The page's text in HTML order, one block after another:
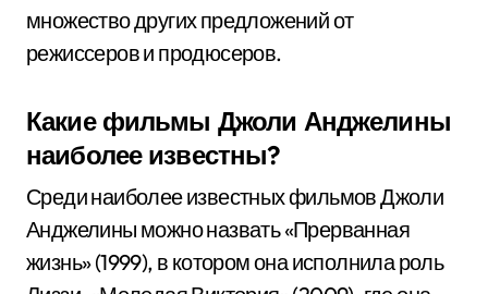
множество других предложений от
режиссеров и продюсеров.
Какие фильмы Джоли Анджелины
наиболее известны?
Среди наиболее известных фильмов Джоли
Анджелины можно назвать «Прерванная
жизнь» (1999), в котором она исполнила роль